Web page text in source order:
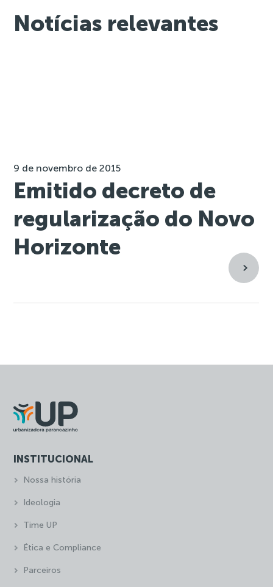
Notícias relevantes
9 de novembro de 2015
Emitido decreto de
regularização do Novo
Horizonte
INSTITUCIONAL
Nossa história
Ideologia
Time UP
Ética e Compliance
Parceiros